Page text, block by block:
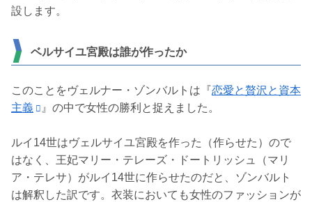
設します。
ベルサイユ宮殿は誰が作ったか
このことをヴェルナー・ゾンバルトは『恋愛と贅沢と資本
主義
』の中で女性の勝利と捉えました。
ルイ14世はヴェルサイユ宮殿を作った（作らせた）ので
はなく、王妃マリー・テレーズ・ドートリッシュ（マリ
ア・テレサ）がルイ14世に作らせたのだと、ゾンバルト
は解釈した訳です。衣装においても女性のファッションが